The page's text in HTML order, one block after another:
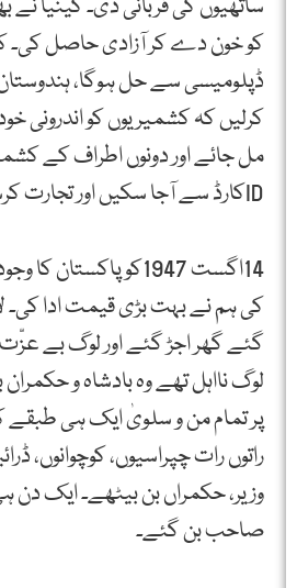
ساتھیوں کی قربانی دی۔ کینیا نے
کو خون دے کر آزادی حاصل کی۔
ڈپلومیسی سے حل ہوگا،
کرلیں کہ کشمیریوں کو اندرونی
مل جائے اور دونوں اطراف کے
IDکارڈ سے آجا سکیں اور تجارت کرسکیں۔
14اگست 1947کو
کی ہم نے بہت بڑی قیمت ادا
گئے گھر اجڑ گئے اور لوگ بے عزّت
لوگ نااہل تھے وہ بادشاہ و
پر تمام من و سلویٰ ایک ہی
راتوں رات چپراسیوں، کوچوانوں،
وزیر، حکمراں بن بیٹھے۔ ایک
صاحب بن گئے۔